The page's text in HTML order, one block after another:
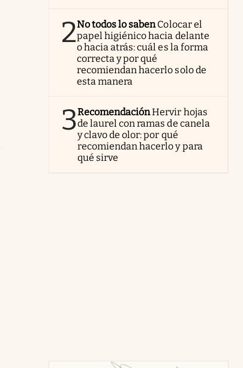
2No todos lo sabenColocar el
papel higiénico hacia delante
o hacia atrás: cuál es la forma
correcta y por qué
recomiendan hacerlo solo de
esta manera
3RecomendaciónHervir hojas
de laurel con ramas de canela
y clavo de olor: por qué
recomiendan hacerlo y para
qué sirve